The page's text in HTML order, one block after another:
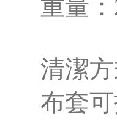
重量
清潔方
布套